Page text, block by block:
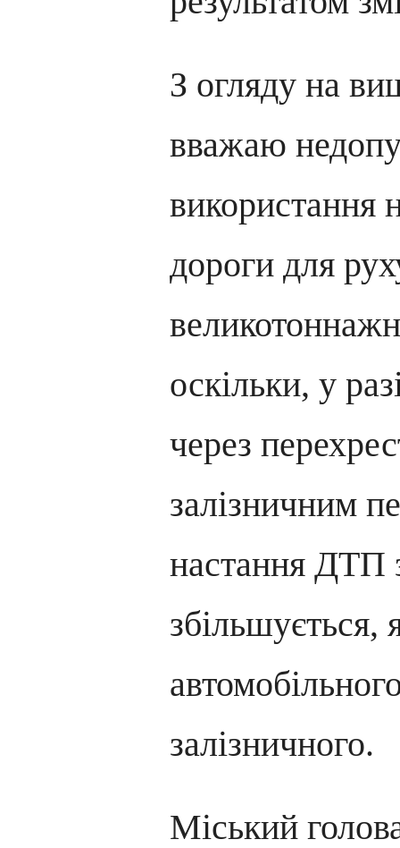
З огляду на
вважаю
використання
дороги для
оскільки, у
через
залізничним
настання ДТП
збільшується,
залізничного.
Міський